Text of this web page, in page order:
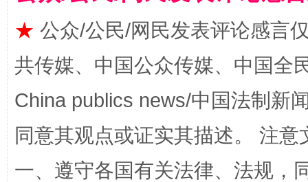
解纷+调解+退费，一次搞定
★ 公众/公民/网民发表评论感言
共传媒、中国公众传媒、中国全
China publics news/中国法制新
同意其观点或证实其描述。 注
一、遵守各国有关法律、法规，